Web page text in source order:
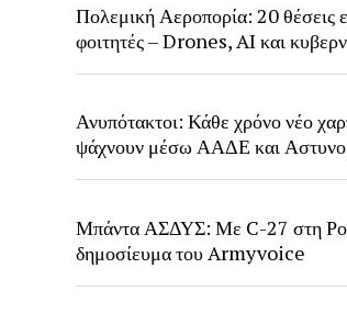
Πολεμική Αεροπορία: 20 θέσεις
φοιτητές – Drones, AI και
Ανυπότακτοι: Κάθε χρόνο νέο
ψάχνουν μέσω ΑΑΔΕ και
Μπάντα ΑΣΔΥΣ: Με C-27 στη
δημοσίευμα του Armyvoice